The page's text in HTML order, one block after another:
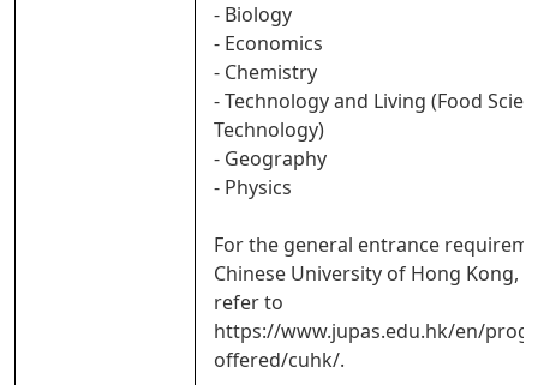
- Biology
- Economics
- Chemistry
- Technology and Living (Food
Technology)
- Geography
- Physics
For the general entrance
Chinese University of Hong Kong,
refer to
https://www.jupas.edu.hk/en/
offered/cuhk/.